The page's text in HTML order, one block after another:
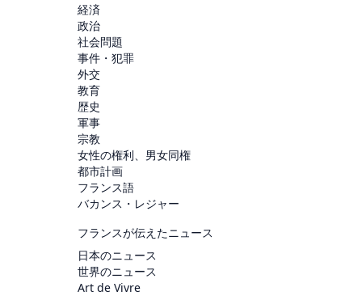
経済
政治
社会問題
事件・犯罪
外交
教育
歴史
軍事
宗教
女性の権利、男女同権
都市計画
フランス語
バカンス・レジャー
フランスが伝えたニュース
日本のニュース
世界のニュース
Art de Vivre